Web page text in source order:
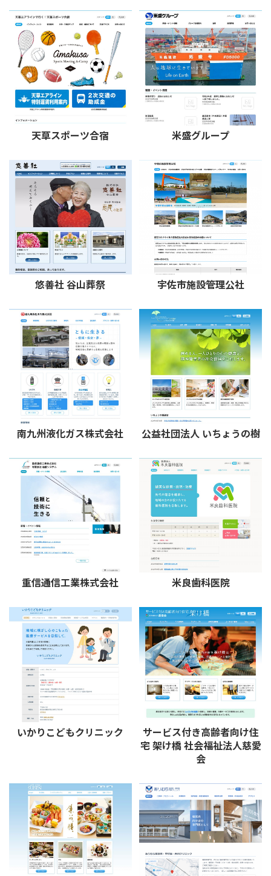
天草スポーツ合宿 米盛グループ
悠善社 谷山葬祭 宇佐市施設管理公社
南九州液化ガス株式会社 公益社団法人 いちょうの樹
重信通信工業株式会社 米良歯科医院
いかりこどもクリニック
サービス付き高齢者向け住
宅 架け橋 社会福祉法人慈愛
会